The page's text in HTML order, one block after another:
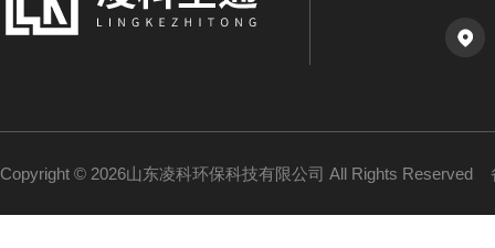
Copyright © 2026山东凌科环保科技有限公司 All Rights Reserved